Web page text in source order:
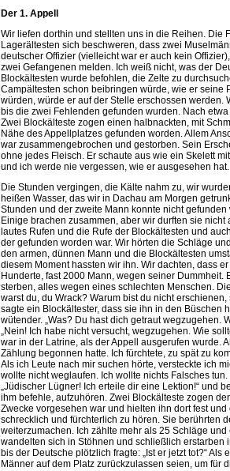
Der 1. Appell
Wir liefen dorthin und stellten uns in die Reihen. Die
Lagerältesten sich beschweren, dass zwei
deutscher Offizier (vielleicht war er auch kein
zwei Gefangenen melden. Ich weiß nicht, was der
Blockältesten wurde befohlen, die Zelte zu
Campältesten schon beibringen würde, wie er seine
würden, würde er auf der Stelle erschossen
bis die zwei Fehlenden gefunden wurden. Nach
Zwei Blockälteste zogen einen halbnackten, mit
Nähe des Appellplatzes gefunden worden. Allem
war zusammengebrochen und gestorben. Sein
ohne jedes Fleisch. Er schaute aus wie ein Skelett
und ich werde nie vergessen, wie er ausgesehen hat.
Die Stunden vergingen, die Kälte nahm zu, wir
heißen Wasser, das wir in Dachau am Morgen
Stunden und der zweite Mann konnte nicht
Einige brachen zusammen, aber wir durften sie
lautes Rufen und die Rufe der Blockältesten und
der gefunden worden war. Wir hörten die Schläge
den armen, dünnen Mann und die Blockältesten
diesem Moment hassten wir ihn. Wir dachten, dass
Hunderte, fast 2000 Mann, wegen seiner
sterben, alles wegen eines schlechten Menschen.
warst du, du Wrack? Warum bist du nicht
sagte ein Blockältester, dass sie ihn in den Büschen
wütender. „Was? Du hast dich getraut wegzugehen.
„Nein! Ich habe nicht versucht, wegzugehen. Wie
war in der Latrine, als der Appell ausgerufen wurde.
Zählung begonnen hatte. Ich fürchtete, zu spät zu
Als ich Leute nach mir suchen hörte, versteckte ich
wollte nicht weglaufen. Ich wollte nichts Falsches
„Jüdischer Lügner! Ich erteile dir eine Lektion!“ und
ihm befehle, aufzuhören. Zwei Blockälteste zogen
Zwecke vorgesehen war und hielten ihn dort fest
schrecklich und fürchterlich zu hören. Sie berührten
weiterzumachen. Ich zählte mehr als 25 Schläge
wandelten sich in Stöhnen und schließlich
bis der Deutsche plötzlich fragte: „Ist er jetzt tot?“
Männer auf dem Platz zurückzulassen seien, um für